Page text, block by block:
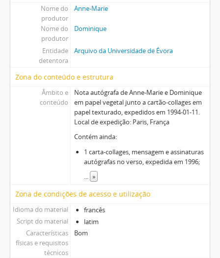
Nome do
produtor
Anne-Marie
Nome do
produtor
Dominique
Entidade
detentora
Arquivo da Universidade de Évora
Zona do conteúdo e estrutura
Âmbito e
conteúdo
Nota autógrafa de Anne-Marie e Dominique
em papel vegetal junto a cartão-collages em
papel texturado, expedidos em 1994-01-11.
Local de expedição: Paris, França
Contém ainda:
1 carta-collages, mensagem e assinaturas
autógrafas no verso, expedida em 1996;
... »
Zona de condições de acesso e utilização
Idioma do material
francês
Script do material
latim
Características
físicas e requisitos
técnicos
Bom